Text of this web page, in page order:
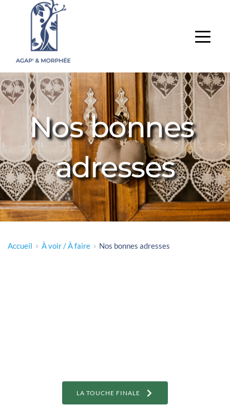
Nos bonnes
adresses
Accueil À voir / À faire Nos bonnes adresses
LA TOUCHE FINALE